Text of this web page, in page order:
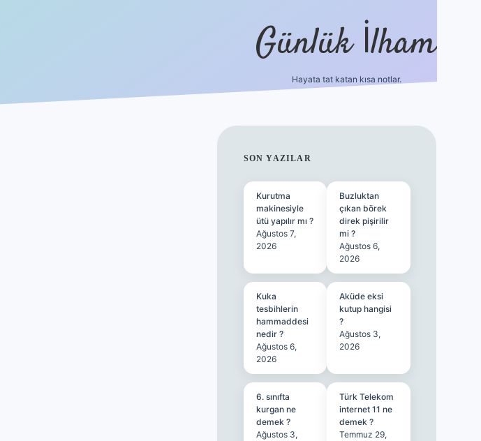
Günlük İlham
Hayata tat katan kısa notlar.
SIDEBAR
SON YAZILAR
Kurutma
makinesiyle
ütü yapılır mı ?
Ağustos 7,
2026
Buzluktan
çıkan börek
direk pişirilir
mi ?
Ağustos 6,
2026
Kuka
tesbihlerin
hammaddesi
nedir ?
Ağustos 6,
2026
Aküde eksi
kutup hangisi
?
Ağustos 3,
2026
6. sınıfta
kurgan ne
demek ?
Ağustos 3,
Türk Telekom
internet 11 ne
demek ?
Temmuz 29,